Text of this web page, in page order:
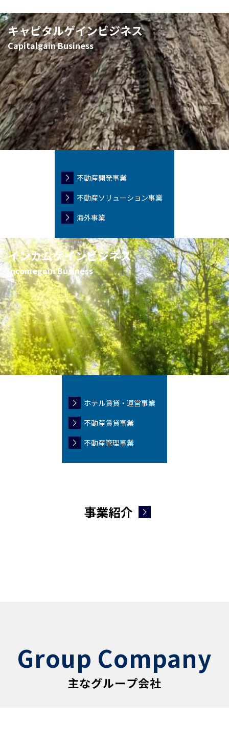
キャピタルゲインビジネス
Capitalgain Business
不動産開発事業
不動産ソリューション事業
海外事業
インカムゲインビジネス
Incomegain Business
ホテル賃貸・運営事業
不動産賃貸事業
不動産管理事業
事業紹介
Group Company
主なグループ会社